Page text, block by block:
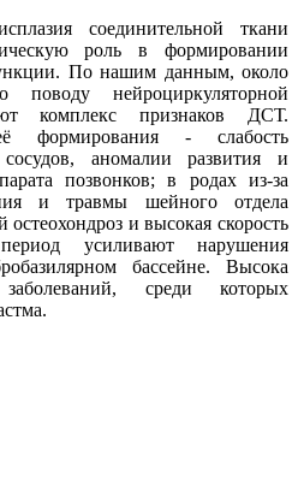
соединительной ткани
роль в формировании
По нашим данным, около
поводу нейроциркуляторной
комплекс признаков ДСТ.
- слабость
сосудов, аномалии развития и
позвонков; в родах из-за
и травмы шейного отдела
и высокая скорость
усиливают нарушения
бассейне. Высока
заболеваний, среди которых